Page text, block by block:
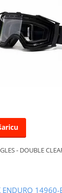
- DOUBLE
ENDURO